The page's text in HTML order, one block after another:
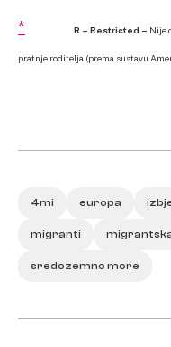
* R – Restricted – Nije
pratnje roditelja (prema sustavu
4mi europa
migranti
sredozemno more